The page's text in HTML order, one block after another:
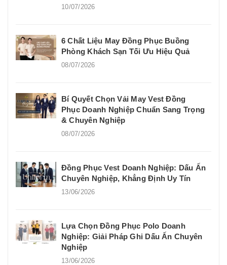
10/07/2026
6 Chất Liệu May Đồng Phục Buồng
Phòng Khách Sạn Tối Ưu Hiệu Quả
08/07/2026
Bí Quyết Chọn Vải May Vest Đồng
Phục Doanh Nghiệp Chuẩn Sang Trọng
& Chuyên Nghiệp
08/07/2026
Đồng Phục Vest Doanh Nghiệp: Dấu Ấn
Chuyên Nghiệp, Khẳng Định Uy Tín
13/06/2026
Lựa Chọn Đồng Phục Polo Doanh
Nghiệp: Giải Pháp Ghi Dấu Ấn Chuyên
Nghiệp
13/06/2026